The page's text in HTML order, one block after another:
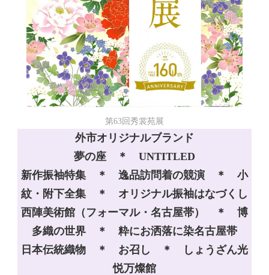
第63回秀裳苑展
外市オリジナルブランド
夢の座 ＊ UNTITLED
新作振袖特集 ＊ 逸品訪問着の競演 ＊ 小
紋・附下全集 ＊ オリジナル振袖はなづくし
西陣美術館（フォーマル・名古屋帯） ＊ 博
多織の世界 ＊ 粋にお洒落に染名古屋帯
日本伝統織物 ＊ お召し ＊ しょうざん光
悦万燦館